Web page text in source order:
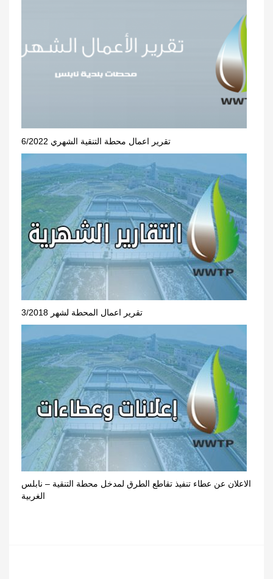
تقرير اعمال محطة التنقية الشهري 6/2022
تقرير اعمال المحطة لشهر 3/2018
الاعلان عن عطاء تنفيذ تقاطع الطرق لمدخل محطة التنقية – نابلس
الغربية